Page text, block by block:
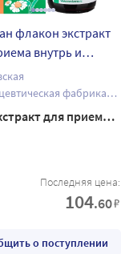
флакон экстракт
внутрь и
применения
50 мл
фабрика
для приема внутрь и местного применения
Последняя цена:
104.60₽
о поступлении